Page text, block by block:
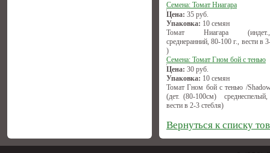
Семена: Томат Ниагара
Цена: 35 руб.
Упаковка: 10 семян
Томат Ниагара
среднеранний, 80-100 г., вести в
)
Семена: Томат Гном бой с тенью
Цена: 30 руб.
Упаковка: 10 семян
Томат Гном бой с тенью /
(дет. (80-100см)
вести в 2-3 стебля)
Вернуться к списку